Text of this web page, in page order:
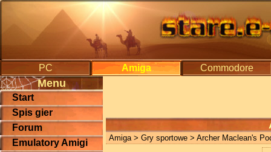
PC Amiga Commodore
Menu
Start
Spis gier
Forum
Emulatory Amigi
Amiga> Gry sportowe > Archer Maclean's